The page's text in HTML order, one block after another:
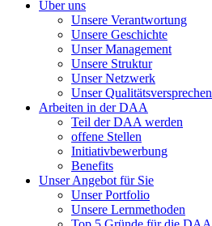
Über uns
Unsere Verantwortung
Unsere Geschichte
Unser Management
Unsere Struktur
Unser Netzwerk
Unser Qualitätsversprechen
Arbeiten in der DAA
Teil der DAA werden
offene Stellen
Initiativbewerbung
Benefits
Unser Angebot für Sie
Unser Portfolio
Unsere Lernmethoden